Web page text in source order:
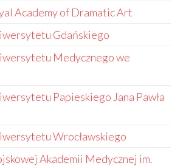
Academy of Dramatic Art
Gdańskiego
Medycznego we
Papieskiego Jana Pawła
Wrocławskiego
Akademii Medycznej im.